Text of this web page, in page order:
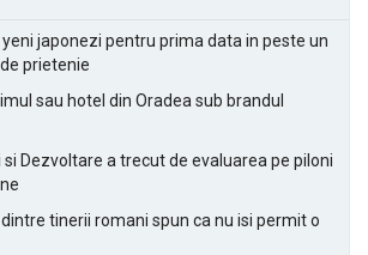
japonezi pentru prima data in peste un
prietenie
sau hotel din Oradea sub brandul
si Dezvoltare a trecut de evaluarea pe piloni
tinerii romani spun ca nu isi permit o